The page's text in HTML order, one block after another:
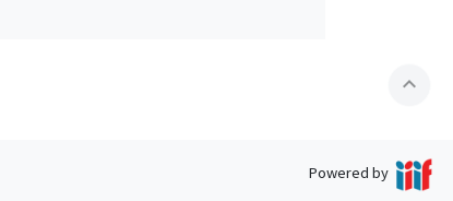
expand_less
Powered by